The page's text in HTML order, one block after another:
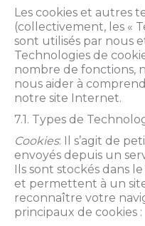
Les cookies et autres
(collectivement, les «
sont utilisés par nous
Technologies de
nombre de fonctions,
nous aider à
notre site Internet.
7.1. Types de
Cookies: Il s’agit de
envoyés depuis un
Ils sont stockés dans
et permettent à un
reconnaître votre
principaux de cookies :